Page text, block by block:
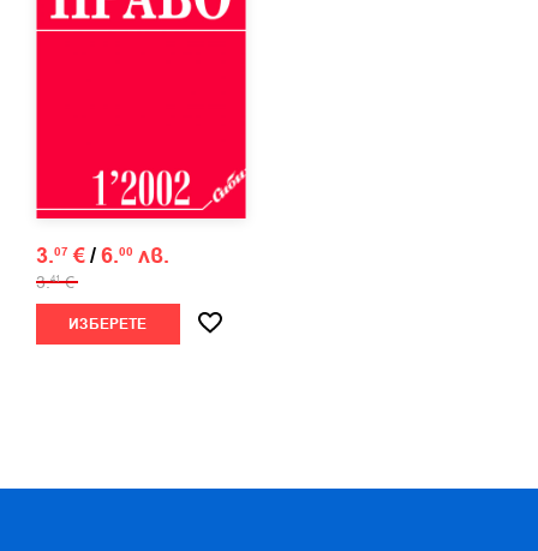
3.07 €/6.00 лв.
3.41 €
ИЗБЕРЕТЕ